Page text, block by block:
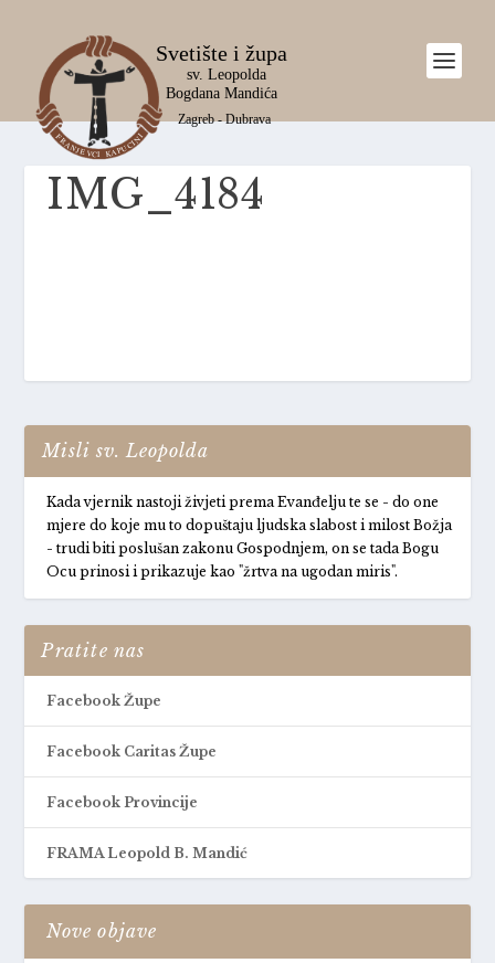
IMG_4184
Misli sv. Leopolda
Kada vjernik nastoji živjeti prema Evanđelju te se - do one
mjere do koje mu to dopuštaju ljudska slabost i milost Božja
- trudi biti poslušan zakonu Gospodnjem, on se tada Bogu
Ocu prinosi i prikazuje kao "žrtva na ugodan miris".
Pratite nas
Facebook Župe
Facebook Caritas Župe
Facebook Provincije
FRAMA Leopold B. Mandić
Nove objave